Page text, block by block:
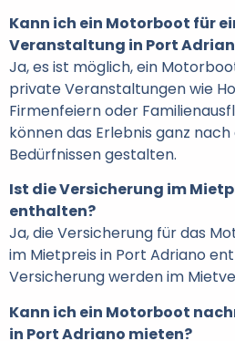
Kann ich ein Motorboot für
Veranstaltung in Port
Ja, es ist möglich, ein
private Veranstaltungen wie
Firmenfeiern oder
können das Erlebnis ganz
Bedürfnissen gestalten.
Ist die Versicherung im
enthalten?
Ja, die Versicherung für das
im Mietpreis in Port Adriano
Versicherung werden im
Kann ich ein Motorboot
in Port Adriano mieten?